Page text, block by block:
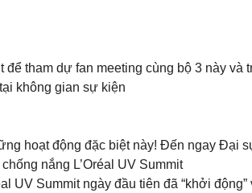
tham dự fan meeting cùng bộ 3 này và
không gian sự kiện
hoạt động đặc biệt này! Đến ngay Đại
nắng L’Oréal UV Summit
UV Summit ngày đầu tiên đã “khởi